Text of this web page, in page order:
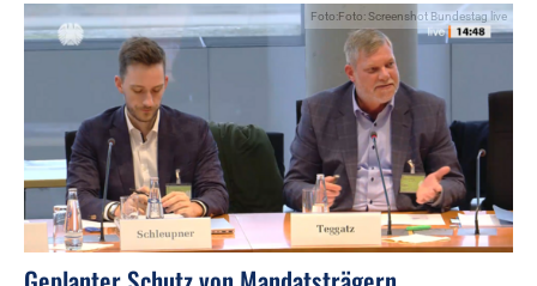
Foto:Foto: Screenshot Bundestag live